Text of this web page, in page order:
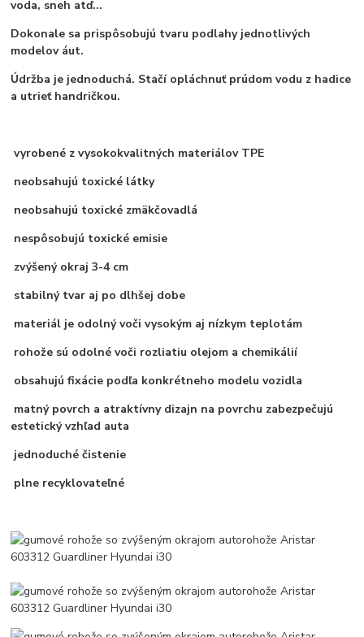
voda, sneh atď...
Dokonale sa prispôsobujú tvaru podlahy jednotlivých
modelov áut.
Údržba je jednoduchá. Stačí opláchnuť prúdom vodu z hadice
a utrieť handričkou.
vyrobené z vysokokvalitných materiálov TPE
neobsahujú toxické látky
neobsahujú toxické zmäkčovadlá
nespôsobujú toxické emisie
zvýšený okraj 3-4 cm
stabilný tvar aj po dlhšej dobe
materiál je odolný voči vysokým aj nízkym teplotám
rohože sú odolné voči rozliatiu olejom a chemikálií
obsahujú fixácie podľa konkrétneho modelu vozidla
matný povrch a atraktívny dizajn na povrchu zabezpečujú
estetický vzhľad auta
jednoduché čistenie
plne recyklovateľné